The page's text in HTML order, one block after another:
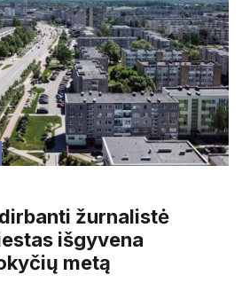
žurnalistė
išgyvena
metą